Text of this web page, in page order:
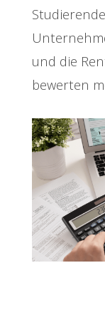
und die
bewerten